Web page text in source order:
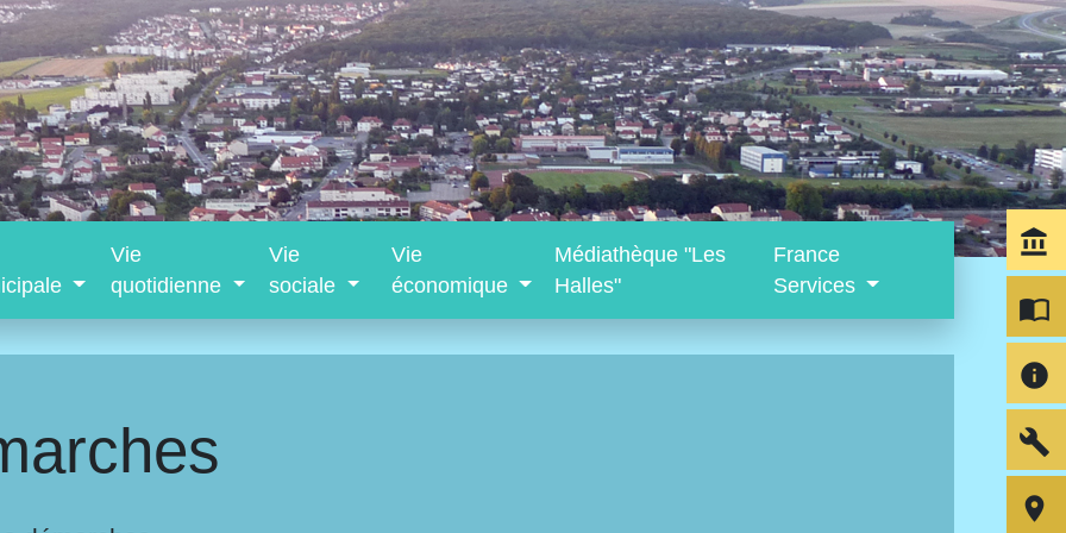
Vie
quotidienne
Vie
sociale
Vie
économique
Médiathèque "Les
Halles"
France
Services
account_balance
import_contacts
info
build
room